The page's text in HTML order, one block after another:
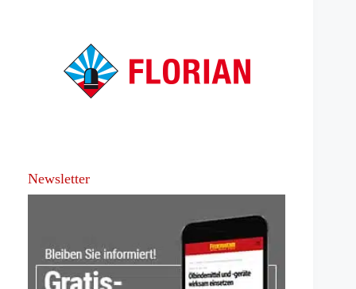
Newsletter